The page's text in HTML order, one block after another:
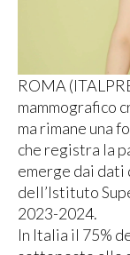
ROMA
mammografico
ma rimane una
che registra la
emerge dai dati
dell’Istituto
2023-2024.
In Italia il 75%